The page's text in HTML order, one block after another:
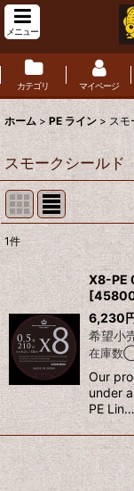
メニュー
カテゴリ マイページ
ホーム > PE ライン > スモ
スモークシールド
表示数
並び順:
1件
X8-PE
[
6,230
希望小
在庫数
Our
under
PE Lin…